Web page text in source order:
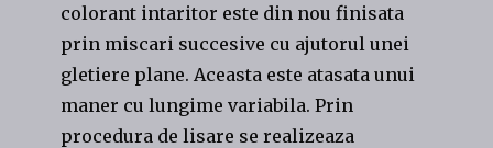
colorant intaritor este din nou finisata
prin miscari succesive cu ajutorul unei
gletiere plane. Aceasta este atasata unui
maner cu lungime variabila. Prin
procedura de lisare se realizeaza